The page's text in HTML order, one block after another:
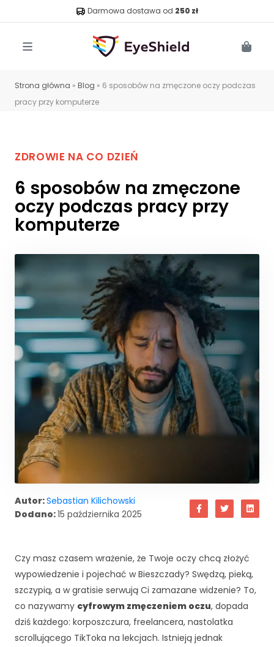
Darmowa dostawa od 250 zł
Strona główna » Blog » 6 sposobów na zmęczone oczy podczas
pracy przy komputerze
ZDROWIE NA CO DZIEŃ
6 sposobów na zmęczone
oczy podczas pracy przy
komputerze
Autor:Sebastian Kilichowski
Dodano:15 października 2025
Czy masz czasem wrażenie, że Twoje oczy chcą złożyć
wypowiedzenie i pojechać w Bieszczady? Swędzą, pieką,
szczypią, a w gratisie serwują Ci zamazane widzenie? To,
co nazywamy cyfrowym zmęczeniem oczu, dopada
dziś każdego: korposzczura, freelancera, nastolatka
scrollującego TikToka na lekcjach. Istnieją jednak